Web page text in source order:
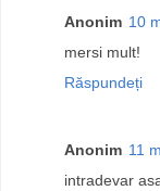
Anonim 10
mersi mult!
Răspundeți
Anonim 11
intradevar